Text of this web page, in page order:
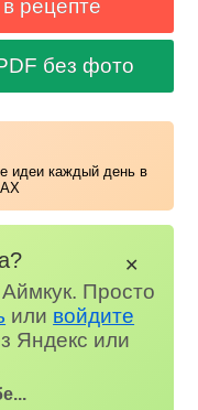
рецепте
без фото
идеи каждый день в
Просто
или войдите
Яндекс или
✕